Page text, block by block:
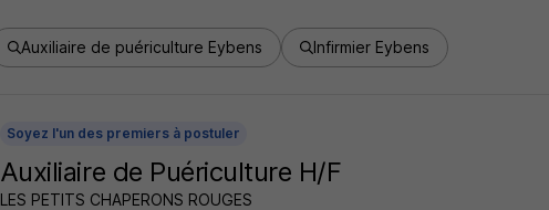
Auxiliaire de puériculture Eybens Infirmier Eybens
Soyez l'un des premiers à postuler
Auxiliaire de Puériculture H/F
LES PETITS CHAPERONS ROUGES